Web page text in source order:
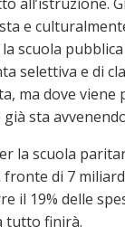
e
scuola
selettiva e di
ma dove
sta
la scuola
di 7
il 19% delle
tutto finirà.